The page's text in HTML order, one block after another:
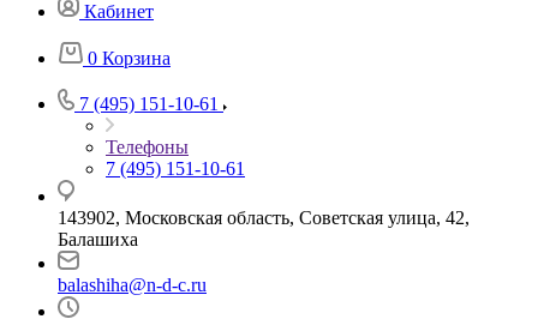
Кабинет
0 Корзина
7 (495) 151-10-61
Телефоны
7 (495) 151-10-61
143902, Московская область, Советская улица, 42,
Балашиха
balashiha@n-d-c.ru